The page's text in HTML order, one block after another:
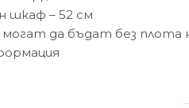
шкаф – 52 см
да бъдат без плота